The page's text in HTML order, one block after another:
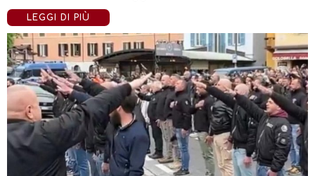
LEGGI DI PIÙ